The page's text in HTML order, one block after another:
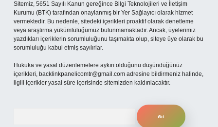
Sitemiz, 5651 Sayılı Kanun gereğince Bilgi Teknolojileri ve İletişim
Kurumu (BTK) tarafından onaylanmış bir Yer Sağlayıcı olarak hizmet
vermektedir. Bu nedenle, sitedeki içerikleri proaktif olarak denetleme
veya araştırma yükümlülüğümüz bulunmamaktadır. Ancak, üyelerimiz
yazdıkları içeriklerin sorumluluğunu taşımakta olup, siteye üye olarak bu
sorumluluğu kabul etmiş sayılırlar.
Hukuka ve yasal düzenlemelere aykırı olduğunu düşündüğünüz
içerikleri, backlinkpanelicomtr@gmail.com adresine bildirmeniz halinde,
ilgili içerikler yasal süre içerisinde sitemizden kaldırılacaktır.